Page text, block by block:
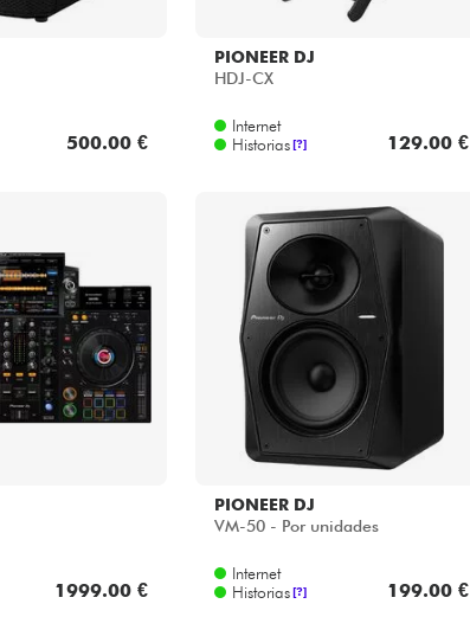
500.00 €
PIONEER DJ
HDJ-CX
Internet
Historias [?] 129.00 €
1999.00 €
PIONEER DJ
VM-50 - Por unidades
Internet
Historias [?] 199.00 €